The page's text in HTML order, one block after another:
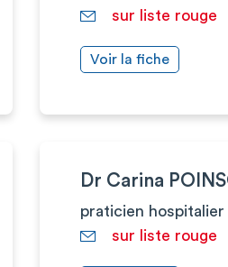
sur liste rouge
Voir la fiche
Dr Carina
praticien hospitalier
sur liste rouge